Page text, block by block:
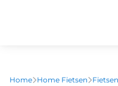
gaan
Home Home Fietsen Fietsen